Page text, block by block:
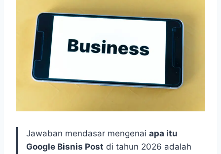
Jawaban mendasar mengenai apa itu
Google Bisnis Post di tahun 2026 adalah